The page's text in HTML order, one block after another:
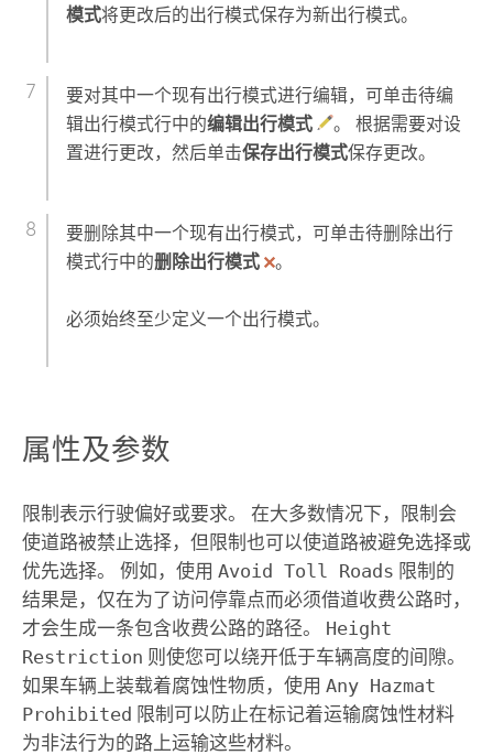
模式将更改后的出行模式保存为新出行模式。
要对其中一个现有出行模式进行编辑，可单击待编
辑出行模式行中的编辑出行模式
。 根据需要对设
置进行更改，然后单击保存出行模式保存更改。
要删除其中一个现有出行模式，可单击待删除出行
模式行中的删除出行模式 。
必须始终至少定义一个出行模式。
属性及参数
限制表示行驶偏好或要求。 在大多数情况下，限制会
使道路被禁止选择，但限制也可以使道路被避免选择或
优先选择。 例如，使用 Avoid Toll Roads 限制的
结果是，仅在为了访问停靠点而必须借道收费公路时，
才会生成一条包含收费公路的路径。 Height
Restriction 则使您可以绕开低于车辆高度的间隙。
如果车辆上装载着腐蚀性物质，使用 Any Hazmat
Prohibited 限制可以防止在标记着运输腐蚀性材料
为非法行为的路上运输这些材料。